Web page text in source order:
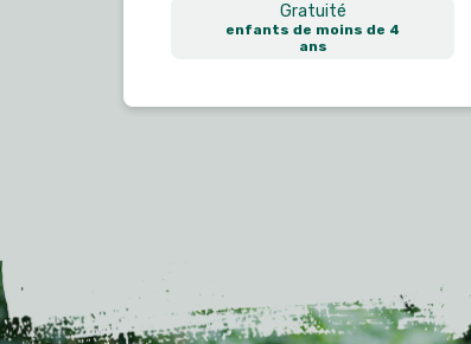
Gratuité
enfants de moins de 4
ans